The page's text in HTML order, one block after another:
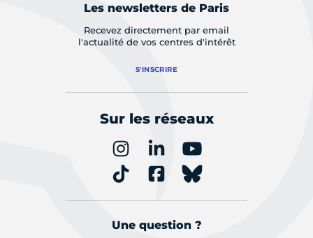
Les newsletters de Paris
Recevez directement par email
l'actualité de vos centres d'intérêt
S'INSCRIRE
Sur les réseaux
Une question ?